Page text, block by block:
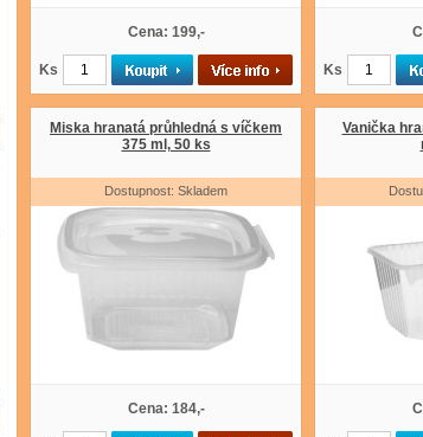
Cena: 199,-
Ks Ks
Miska hranatá průhledná s víčkem
375 ml, 50 ks
Dostupnost: Skladem
Cena: 184,-
Vanička